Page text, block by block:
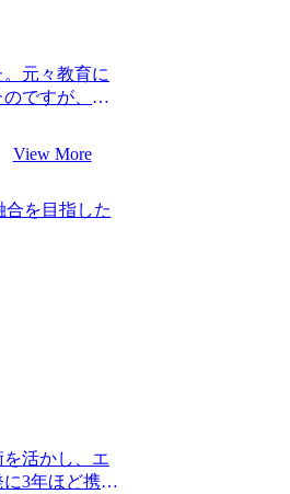
も、営業職
い中の転職
ょう。具体
言ってくれ
も言われた
仮に高い営
め早々に転職
で、ポテン
山中さんから
ームは、既
ムで、当然
査で落ちま
から再トラ
なりまし
回のコンサ
からの評価
元々教育に
ですが、
一方で民間企
家公務員か
入れました。
ャリアップ
方だと感じ
となく知っ
かという詳
ジェントと
ンサルティ
視というのは
目線で教え
の想像以上
決定ができ満
View More
を目指した
活かし、エ
3年ほど携わ